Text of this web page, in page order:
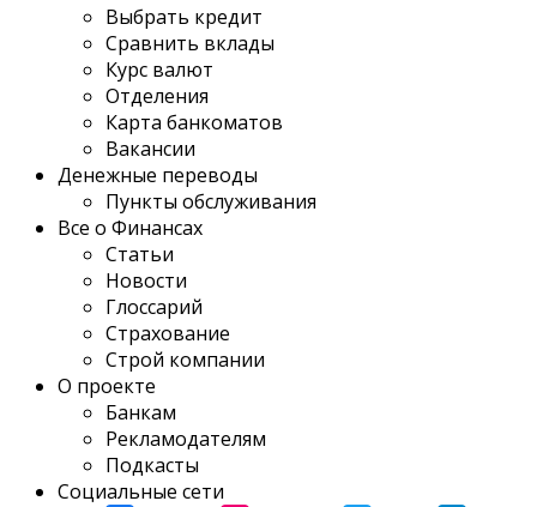
Выбрать кредит
Сравнить вклады
Курс валют
Отделения
Карта банкоматов
Вакансии
Денежные переводы
Пункты обслуживания
Все о Финансах
Статьи
Новости
Глоссарий
Страхование
Строй компании
О проекте
Банкам
Рекламодателям
Подкасты
Социальные сети